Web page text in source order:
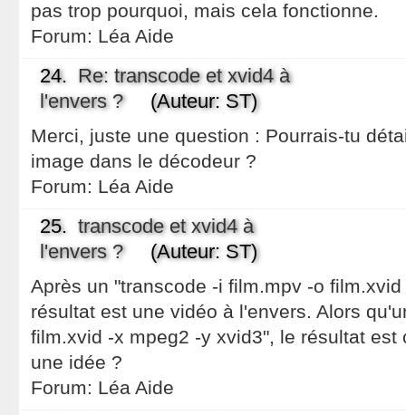
pas trop pourquoi, mais cela fonctionne.
Forum: Léa Aide
24. Re: transcode et xvid4 à
l'envers ?(Auteur: ST)
Merci, juste une question : Pourrais-tu
image dans le décodeur ?
Forum: Léa Aide
25. transcode et xvid4 à
l'envers ?(Auteur: ST)
Après un "transcode -i film.mpv -o
résultat est une vidéo à l'envers. Alors
film.xvid -x mpeg2 -y xvid3", le résultat est
une idée ?
Forum: Léa Aide